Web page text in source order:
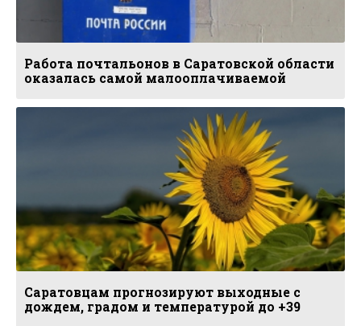
Работа почтальонов в Саратовской области
оказалась самой малооплачиваемой
Саратовцам прогнозируют выходные с
дождем, градом и температурой до +39